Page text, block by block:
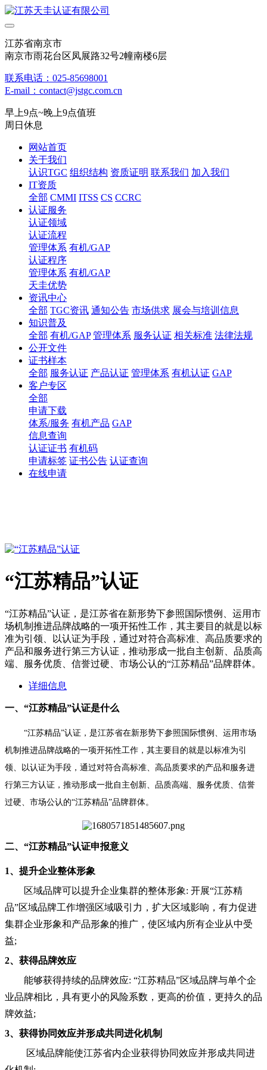
江苏省南京市
南京市雨花台区凤展路32号2幢南楼6层
联系电话：025-85698001
E-mail：contact@jstgc.com.cn
早上9点~晚上9点值班
周日休息
网站首页
关于我们
认识TGC 组织结构 资质证明 联系我们 加入我们
IT资质
全部 CMMI ITSS CS CCRC
认证服务
认证领域
认证流程
管理体系 有机/GAP
认证程序
管理体系 有机/GAP
天圭优势
资讯中心
全部 TGC资讯 通知公告 市场供求 展会与培训信息
知识普及
全部 有机/GAP 管理体系 服务认证 相关标准 法律法规
公开文件
证书样本
全部 服务认证 产品认证 管理体系 有机认证 GAP
客户专区
全部
申请下载
体系/服务 有机产品 GAP
信息查询
认证证书 有机码
申请标签 证书公告 认证查询
在线申请
“江苏精品”认证
“江苏精品”认证，是江苏省在新形势下参照国际惯例、运用市
场机制推进品牌战略的一项开拓性工作，其主要目的就是以标
准为引领、以认证为手段，通过对符合高标准、高品质要求的
产品和服务进行第三方认证，推动形成一批自主创新、品质高
端、服务优质、信誉过硬、市场公认的“江苏精品”品牌群体。
详细信息
一、“江苏精品”认证是什么
“江苏精品”认证，是江苏省在新形势下参照国际惯例、运用市场
机制推进品牌战略的一项开拓性工作，其主要目的就是以标准为引
领、以认证为手段，通过对符合高标准、高品质要求的产品和服务进
行第三方认证，推动形成一批自主创新、品质高端、服务优质、信誉
过硬、市场公认的“江苏精品”品牌群体。
二、“江苏精品”认证申报意义
1、提升企业整体形象
区域品牌可以提升企业集群的整体形象: 开展“江苏精
品”区域品牌工作增强区域吸引力，扩大区域影响，有力促进
集群企业形象和产品形象的推广，使区域内所有企业从中受
益;
2、获得品牌效应
能够获得持续的品牌效应: “江苏精品”区域品牌与单个企
业品牌相比，具有更小的风险系数，更高的价值，更持久的品
牌效益;
3、获得协同效应并形成共同进化机制
区域品牌能使江苏省内企业获得协同效应并形成共同进